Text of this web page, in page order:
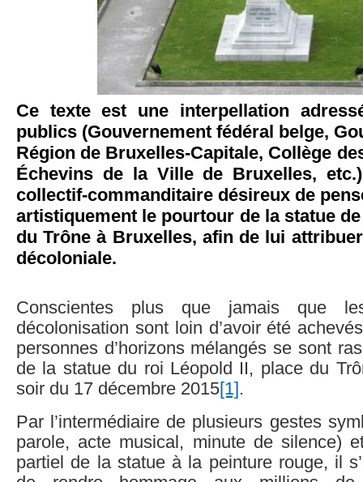
Ce texte est une interpellation
publics (Gouvernement fédéral belge,
Région de Bruxelles-Capitale, Collège
Échevins de la Ville de Bruxelles,
collectif-commanditaire désireux de
artistiquement le pourtour de la statue
du Trône à Bruxelles, afin de lui
décoloniale.
Conscientes plus que jamais que
décolonisation sont loin d’avoir été
personnes d’horizons mélangés se sont
de la statue du roi Léopold II, place du
soir du 17 décembre 2015[1] .
Par l’intermédiaire de plusieurs gestes
parole, acte musical, minute de silence)
partiel de la statue à la peinture rouge, il